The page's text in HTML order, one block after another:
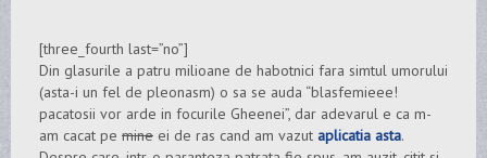
[three_fourth last=”no”]
Din glasurile a patru milioane de habotnici fara simtul umorului
(asta-i un fel de pleonasm) o sa se auda “blasfemieee!
pacatosii vor arde in focurile Gheenei”, dar adevarul e ca m-
am cacat pe mine ei de ras cand am vazut aplicatia asta.